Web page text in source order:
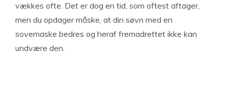
vækkes ofte. Det er dog en tid, som oftest aftager,
men du opdager måske, at din søvn med en
sovemaske bedres og heraf fremadrettet ikke kan
undvære den.